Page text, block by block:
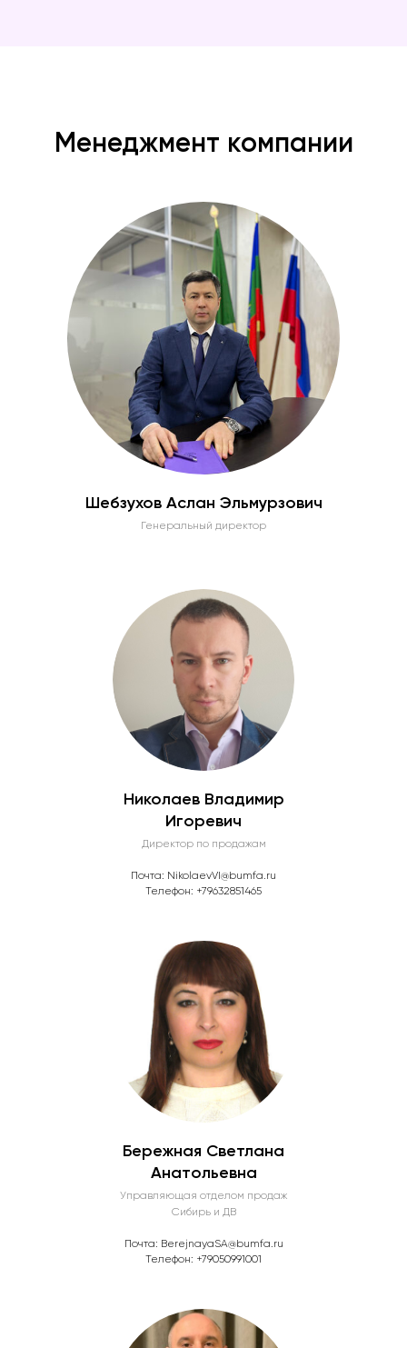
Менеджмент компании
Шебзухов Аслан Эльмурзович
Генеральный директор
Николаев Владимир
Игоревич
Директор по продажам
Почта: NikolaevVI@bumfa.ru
Телефон: +79632851465
Бережная Светлана
Анатольевна
Управляющая отделом продаж
Сибирь и ДВ
Почта: BerejnayaSA@bumfa.ru
Телефон: +79050991001